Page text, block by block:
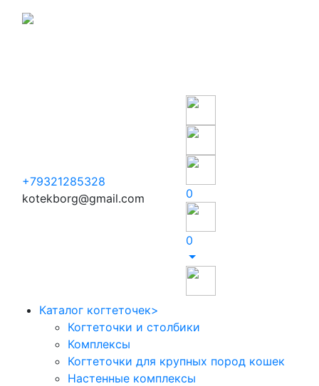
+79321285328
kotekborg@gmail.com
0
0
Каталог когтеточек>
Когтеточки и столбики
Комплексы
Когтеточки для крупных пород кошек
Настенные комплексы